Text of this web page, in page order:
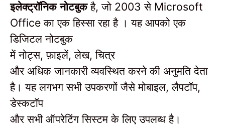
इलेक्ट्रॉनिक नोटबुकहै,जो 2003सेMicrosoft
Officeका एक हिस्सा रहा है । यह आपको एक
डिजिटल नोटबुक
में नोट्स,फ़ाइलें,लेख,चित्र
और अधिक जानकारी व्यवस्थित करने की अनुमति देता
है। यह लगभग सभी उपकरणों जैसे मोबाइल,लैपटॉप,
डेस्कटॉप
और सभी ऑपरेटिंग सिस्टम के लिए उपलब्ध है।